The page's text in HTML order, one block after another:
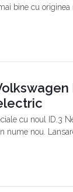
bine cu
cu noul ID.3
nume nou.